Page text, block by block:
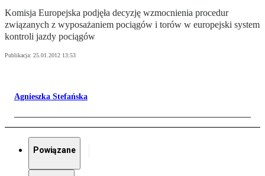
Komisja Europejska podjęła decyzję wzmocnienia procedur
związanych z wyposażaniem pociągów i torów w europejski system
kontroli jazdy pociągów
Publikacja: 25.01.2012 13:53
Agnieszka Stefańska
Powiązane